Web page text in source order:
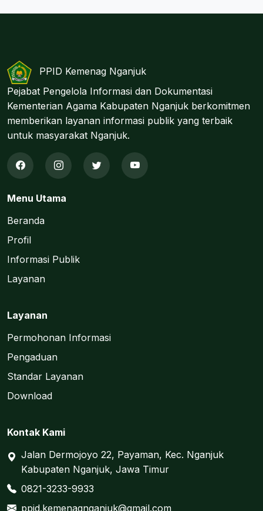
PPID Kemenag Nganjuk
Pejabat Pengelola Informasi dan Dokumentasi
Kementerian Agama Kabupaten Nganjuk berkomitmen
memberikan layanan informasi publik yang terbaik
untuk masyarakat Nganjuk.
Menu Utama
Beranda
Profil
Informasi Publik
Layanan
Layanan
Permohonan Informasi
Pengaduan
Standar Layanan
Download
Kontak Kami
Jalan Dermojoyo 22, Payaman, Kec. Nganjuk
Kabupaten Nganjuk, Jawa Timur
0821-3233-9933
ppid.kemenagnganjuk@gmail.com